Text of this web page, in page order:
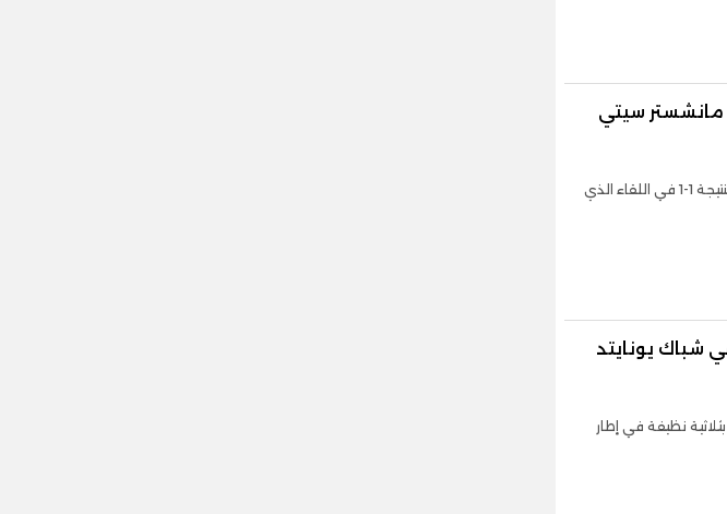
مانشستر سيتي
فرض ليفربول التعادل على مانشستر سيتي وضيفه بنتيجة 1-1 في اللقاء الذي
شباك يونايتد
نظيفة في إطار